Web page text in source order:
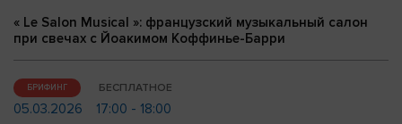
« Le Salon Musical »: французский музыкальный салон
при свечах с Йоакимом Коффинье-Барри
БРИФИНГ БЕСПЛАТНОЕ
05.03.2026
17:00 - 18:00